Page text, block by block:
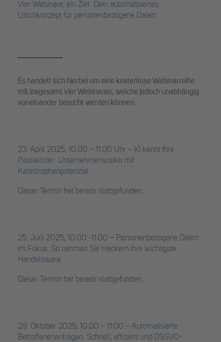
Vier Webinare, ein Ziel: Dein automatisiertes
Löschkonzept für personenbezogene Daten
Es handelt sich hierbei um eine kostenlose Webinarreihe
mit insgesamt vier Webinaren, welche jedoch unabhängig
voneinander besucht werden können.
23. April 2025, 10.00 – 11.00 Uhr – KI kennt Ihre
Passwörter: Unternehmensrisiko mit
Katastrophenpotenzial
Dieser Termin hat bereits stattgefunden.
25. Juni 2025, 10.00 -11.00 – Personenbezogene Daten
im Fokus: So nehmen Sie Hackern ihre wichtigste
Handelsware
Dieser Termin hat bereits stattgefunden.
29. Oktober 2025, 10.00 – 11.00 – Automatisierte
Betroffenenanfragen: Schnell, effizient und DSGVO-